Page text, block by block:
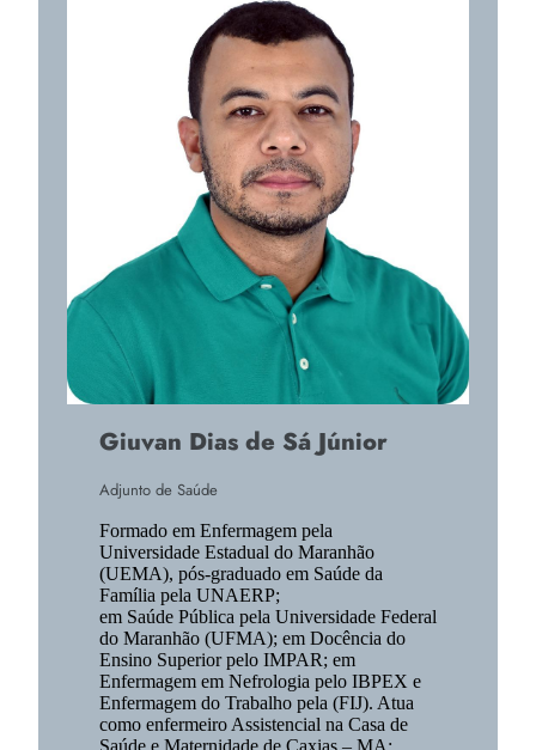
Giuvan Dias de Sá Júnior
Adjunto de Saúde
Formado em Enfermagem pela
Universidade Estadual do Maranhão
(UEMA), pós-graduado em Saúde da
Família pela UNAERP;
em Saúde Pública pela Universidade Federal
do Maranhão (UFMA); em Docência do
Ensino Superior pelo IMPAR; em
Enfermagem em Nefrologia pelo IBPEX e
Enfermagem do Trabalho pela (FIJ). Atua
como enfermeiro Assistencial na Casa de